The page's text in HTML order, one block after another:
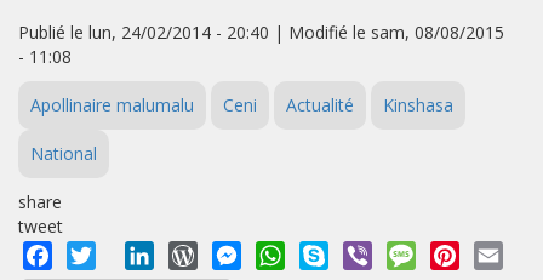
Publié le lun, 24/02/2014 - 20:40 | Modifié le sam, 08/08/2015
- 11:08
Apollinaire malumalu Ceni Actualité Kinshasa
National
share
tweet
Facebook
Twitter LinkedInWordPressMessengerWhatsApp
Skype Viber MessagePinterest